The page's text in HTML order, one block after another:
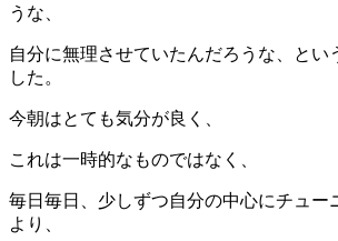
うな、
自分に無理させていたんだろうな、とい
した。
今朝はとても気分が良く、
これは一時的なものではなく、
毎日毎日、少しずつ自分の中心にチュー
より、